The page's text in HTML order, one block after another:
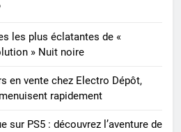
les plus éclatantes de «
» Nuit noire
en vente chez Electro Dépôt,
rapidement
sur PS5 : découvrez l’aventure de